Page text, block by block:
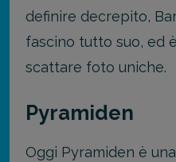
definire decrepito,
fascino tutto suo, ed
scattare foto uniche.
Pyramiden
Oggi Pyramiden è